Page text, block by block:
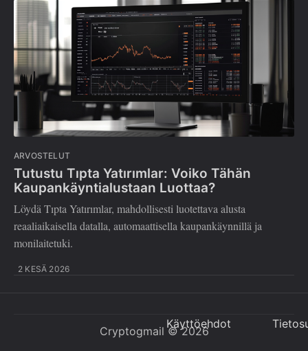
ARVOSTELUT
Tutustu Tıpta Yatırımlar: Voiko Tähän
Kaupankäyntialustaan Luottaa?
Löydä Tıpta Yatırımlar, mahdollisesti luotettava alusta
reaaliaikaisella datalla, automaattisella kaupankäynnillä ja
monilaitetuki.
2 KESÄ 2026
Käyttöehdot
Cryptogmail © 2026